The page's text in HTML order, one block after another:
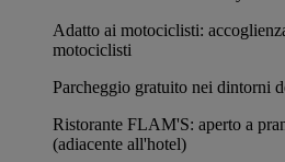
Adatto ai motociclisti:
motociclisti
Parcheggio gratuito nei dintorni
Ristorante FLAM'S: aperto a
(adiacente all'hotel)